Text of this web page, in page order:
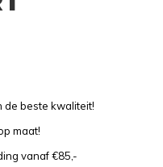
de beste kwaliteit!
maat!
vanaf €85,-